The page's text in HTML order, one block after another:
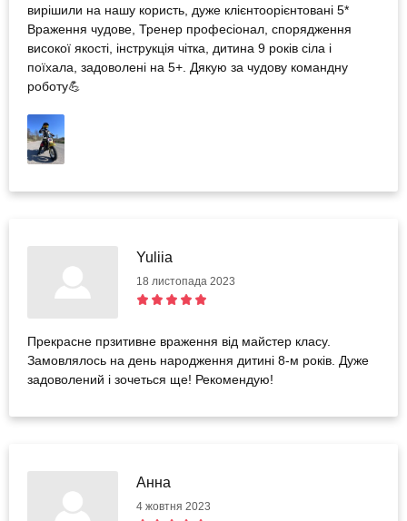
вирішили на нашу користь, дуже клієнтоорієнтовані 5*
Враження чудове, Тренер професіонал, спорядження
високої якості, інструкція чітка, дитина 9 років сіла і
поїхала, задоволені на 5+. Дякую за чудову командну
роботу💪
Yuliia
18 листопада 2023
Прекрасне прзитивне враження від майстер класу.
Замовлялось на день народження дитині 8-м років. Дуже
задоволений і зочеться ще! Рекомендую!
Анна
4 жовтня 2023